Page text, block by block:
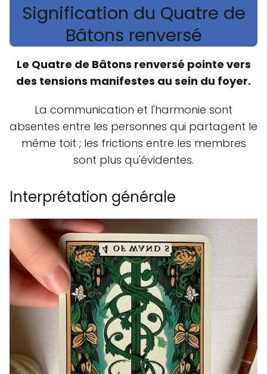
Signification du Quatre de
Bâtons renversé
Le Quatre de Bâtons renversé pointe vers
des tensions manifestes au sein du foyer.
La communication et l'harmonie sont
absentes entre les personnes qui partagent le
même toit ; les frictions entre les membres
sont plus qu'évidentes.
Interprétation générale